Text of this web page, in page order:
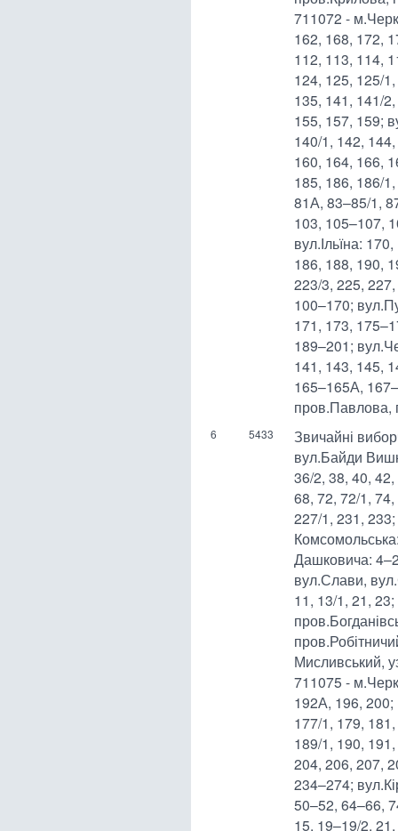
711072 -
162, 168, 172,
112, 113, 114,
124, 125, 125/
135, 141, 141/
155, 157, 159;
140/1, 142,
160, 164, 166,
185, 186, 186/
81А, 83–85/1,
103, 105–107,
вул.Ільїна:
186, 188, 190,
223/3, 225,
100–170;
171, 173,
189–201;
141, 143, 145,
165–165А,
пров.Павлова,
6 5433
Звичайні
вул.Байди
36/2, 38, 40,
68, 72, 72/1,
227/1, 231,
Дашковича:
вул.Слави,
11, 13/1, 21,
Мисливський,
711075 -
192А, 196, 200;
177/1, 179,
189/1, 190,
204, 206, 207,
234–274;
50–52, 64–66,
15, 19–19/2,